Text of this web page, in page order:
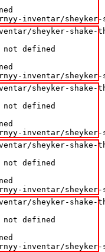
inventar/
sheyker-shake-
not defined
inventar/
sheyker-shake-
not defined
inventar/
sheyker-shake-
not defined
inventar/
sheyker-shake-
not defined
inventar/